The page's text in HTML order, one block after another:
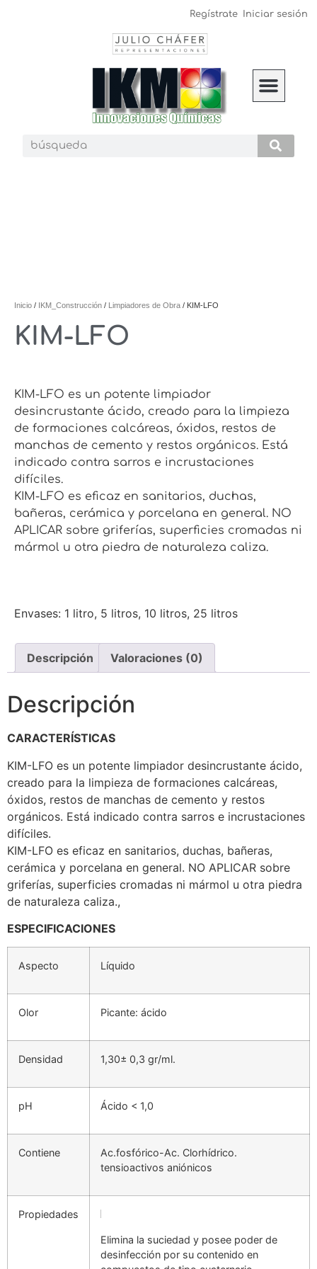
Regístrate Iniciar sesión
Inicio / IKM_Construcción / Limpiadores de Obra / KIM-LFO
KIM-LFO
KIM-LFO es un potente limpiador
desincrustante ácido, creado para la limpieza
de formaciones calcáreas, óxidos, restos de
manchas de cemento y restos orgánicos. Está
indicado contra sarros e incrustaciones
difíciles.
KIM-LFO es eficaz en sanitarios, duchas,
bañeras, cerámica y porcelana en general. NO
APLICAR sobre griferías, superficies cromadas ni
mármol u otra piedra de naturaleza caliza.
Envases: 1 litro, 5 litros, 10 litros, 25 litros
Descripción Valoraciones (0)
Descripción
CARACTERÍSTICAS
KIM-LFO es un potente limpiador desincrustante ácido,
creado para la limpieza de formaciones calcáreas,
óxidos, restos de manchas de cemento y restos
orgánicos. Está indicado contra sarros e incrustaciones
difíciles.
KIM-LFO es eficaz en sanitarios, duchas, bañeras,
cerámica y porcelana en general. NO APLICAR sobre
griferías, superficies cromadas ni mármol u otra piedra
de naturaleza caliza.,
ESPECIFICACIONES
Aspecto Líquido
Olor Picante: ácido
Densidad 1,30± 0,3 gr/ml.
pH Ácido < 1,0
Contiene
Ac.fosfórico-Ac. Clorhídrico.
tensioactivos aniónicos
Propiedades
Elimina la suciedad y posee poder de
desinfección por su contenido en